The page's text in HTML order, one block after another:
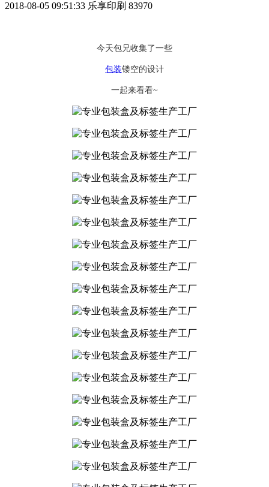
2018-08-05 09:51:33 乐享印刷 83970
今天包兄收集了一些
包装镂空的设计
一起来看看~